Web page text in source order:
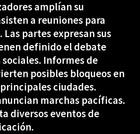
amplían su
a reuniones para
partes expresan sus
definido el debate
Informes de
posibles bloqueos en
ciudades.
marchas pacíficas.
diversos eventos de